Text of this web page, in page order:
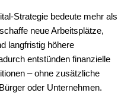
Strategie bedeute mehr als
neue Arbeitsplätze,
langfristig höhere
entstünden finanzielle
– ohne zusätzliche
oder Unternehmen.